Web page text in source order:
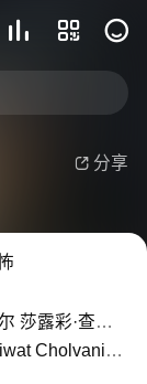
  
清电影
 分享
莎露彩·查金哈
Cholvanisiri